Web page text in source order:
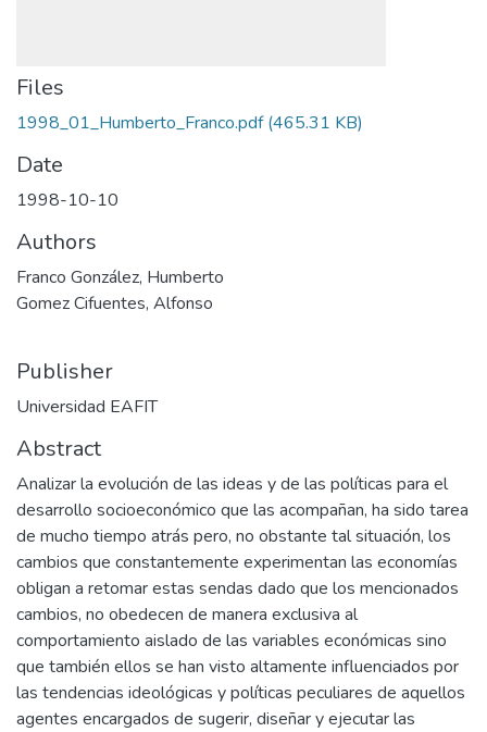
Files
1998_01_Humberto_Franco.pdf(465.31 KB)
Date
1998-10-10
Authors
Franco González, Humberto
Gomez Cifuentes, Alfonso
Publisher
Universidad EAFIT
Abstract
Analizar la evolución de las ideas y de las políticas para el
desarrollo socioeconómico que las acompañan, ha sido tarea
de mucho tiempo atrás pero, no obstante tal situación, los
cambios que constantemente experimentan las economías
obligan a retomar estas sendas dado que los mencionados
cambios, no obedecen de manera exclusiva al
comportamiento aislado de las variables económicas sino
que también ellos se han visto altamente influenciados por
las tendencias ideológicas y políticas peculiares de aquellos
agentes encargados de sugerir, diseñar y ejecutar las